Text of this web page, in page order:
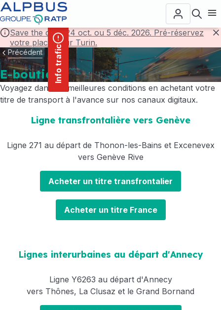
principal
Save the date! 24 oct. ou 5 déc. 2026. Pré-réservez
votre place pour Turin.
Info trafic
Précédent
E-boutique
Voyagez dans les meilleures conditions en achetant votre
titre de transport à l'avance sur nos canaux digitaux.
Ligne transfrontalière vers Genève
Ligne 271 au départ de Thonon-les-Bains et Excenevex
vers Genève Rive
Acheter un titre transfrontalier
Acheter un titre France
Lignes interurbaines au départ d'Annecy
Ligne Y6263 au départ d'Annecy
vers Thônes, La Clusaz et le Grand Bornand
Panneau de gestion des cookies